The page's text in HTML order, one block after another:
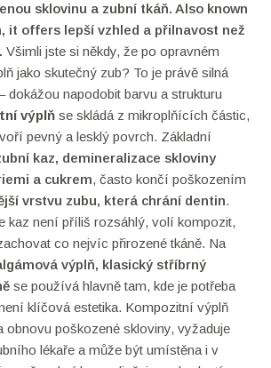
sklovinu a zubní tkáň. Also known
, it offers lepší vzhled a přilnavost než
Všimli jste si někdy, že po opravném
jako skutečný zub? To je právě silná
dokážou napodobit barvu a strukturu
výplň se skládá z mikroplňících částic,
pevný a lesklý povrch. Základní
kaz, demineralizace skloviny
a cukrem, často končí poškozením
vrstvu zubu, která chrání dentin.
kaz není příliš rozsáhlý, volí kompozit,
co nejvíc přirozené tkáně. Na
výplň, klasický stříbrný
se používá hlavně tam, kde je potřeba
klíčová estetika. Kompozitní výplň
obnovu poškozené skloviny, vyžaduje
lékaře a může být umístěna i v